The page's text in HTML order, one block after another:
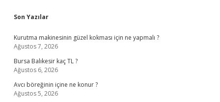
Sidebar
Son Yazılar
Kurutma makinesinin güzel kokması için ne yapmalı ?
Ağustos 7, 2026
Bursa Balıkesir kaç TL ?
Ağustos 6, 2026
Avcı böreğinin içine ne konur ?
Ağustos 5, 2026